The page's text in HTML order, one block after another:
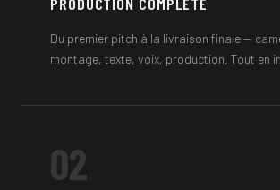
Du premier pitch à la livraison finale —
montage, texte, voix, production. Tout en
02